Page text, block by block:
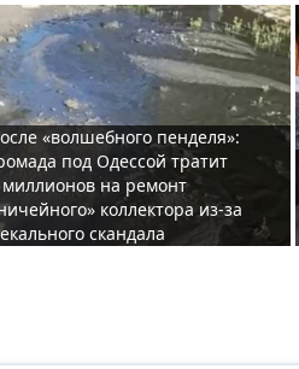
«волшебного пенделя»:
под Одессой тратит
на ремонт
коллектора из-за
скандала